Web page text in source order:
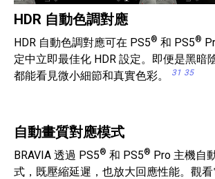
HDR 自動色調對應
HDR 自動色調對應可在 PS5® 和 PS5®
定中立即最佳化 HDR 設定。即便是黑暗
都能看見微小細節和真實色彩。
31 35
自動畫質對應模式
BRAVIA 透過 PS5® 和 PS5® Pro 主機自
式，既壓縮延遲，也放大回應性能。觀